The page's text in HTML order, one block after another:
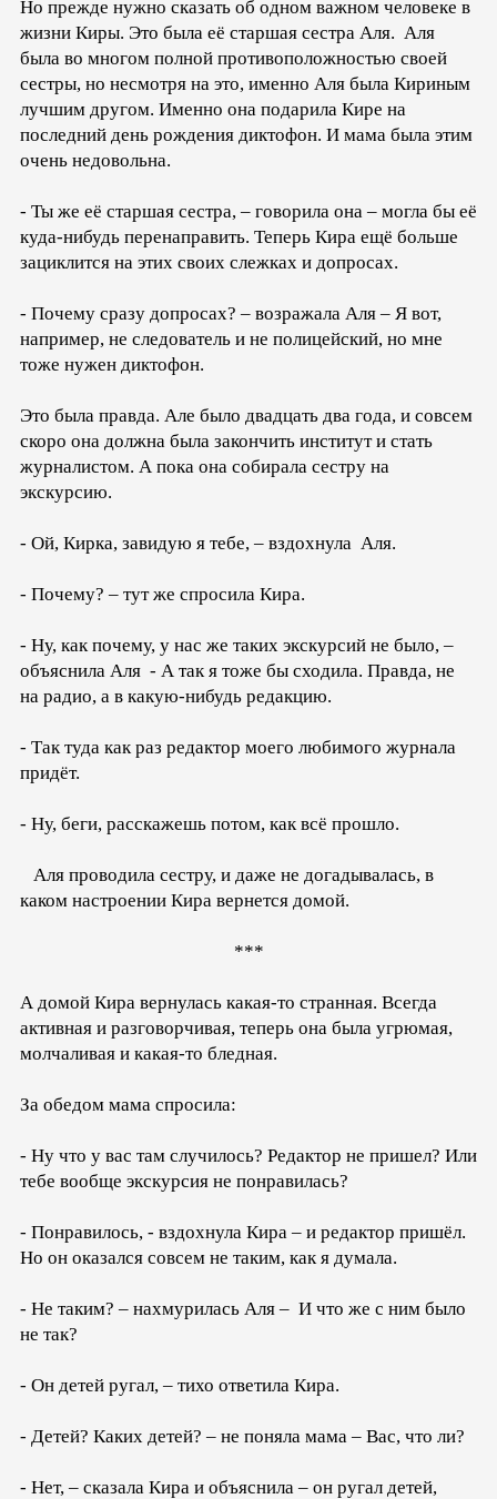
Но прежде нужно сказать об одном важном человеке в
жизни Киры. Это была её старшая сестра Аля. Аля
была во многом полной противоположностью своей
сестры, но несмотря на это, именно Аля была Кириным
лучшим другом. Именно она подарила Кире на
последний день рождения диктофон. И мама была этим
очень недовольна.
- Ты же её старшая сестра, – говорила она – могла бы её
куда-нибудь перенаправить. Теперь Кира ещё больше
зациклится на этих своих слежках и допросах.
- Почему сразу допросах? – возражала Аля – Я вот,
например, не следователь и не полицейский, но мне
тоже нужен диктофон.
Это была правда. Але было двадцать два года, и совсем
скоро она должна была закончить институт и стать
журналистом. А пока она собирала сестру на
экскурсию.
- Ой, Кирка, завидую я тебе, – вздохнула Аля.
- Почему? – тут же спросила Кира.
- Ну, как почему, у нас же таких экскурсий не было, –
объяснила Аля - А так я тоже бы сходила. Правда, не
на радио, а в какую-нибудь редакцию.
- Так туда как раз редактор моего любимого журнала
придёт.
- Ну, беги, расскажешь потом, как всё прошло.
Аля проводила сестру, и даже не догадывалась, в
каком настроении Кира вернется домой.
***
А домой Кира вернулась какая-то странная. Всегда
активная и разговорчивая, теперь она была угрюмая,
молчаливая и какая-то бледная.
За обедом мама спросила:
- Ну что у вас там случилось? Редактор не пришел? Или
тебе вообще экскурсия не понравилась?
- Понравилось, - вздохнула Кира – и редактор пришёл.
Но он оказался совсем не таким, как я думала.
- Не таким? – нахмурилась Аля – И что же с ним было
не так?
- Он детей ругал, – тихо ответила Кира.
- Детей? Каких детей? – не поняла мама – Вас, что ли?
- Нет, – сказала Кира и объяснила – он ругал детей,